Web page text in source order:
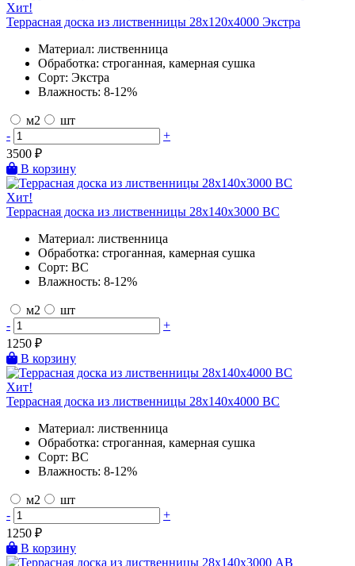
Хит!
Террасная доска из лиственницы 28х120х4000 Экстра
Материал: лиственница
Обработка: строганная, камерная сушка
Сорт: Экстра
Влажность: 8-12%
м2
шт
-
+
3500 ₽
В корзину
Хит!
Террасная доска из лиственницы 28х140х3000 BC
Материал: лиственница
Обработка: строганная, камерная сушка
Сорт: BC
Влажность: 8-12%
м2
шт
-
+
1250 ₽
В корзину
Хит!
Террасная доска из лиственницы 28х140х4000 BC
Материал: лиственница
Обработка: строганная, камерная сушка
Сорт: BC
Влажность: 8-12%
м2
шт
-
+
1250 ₽
В корзину